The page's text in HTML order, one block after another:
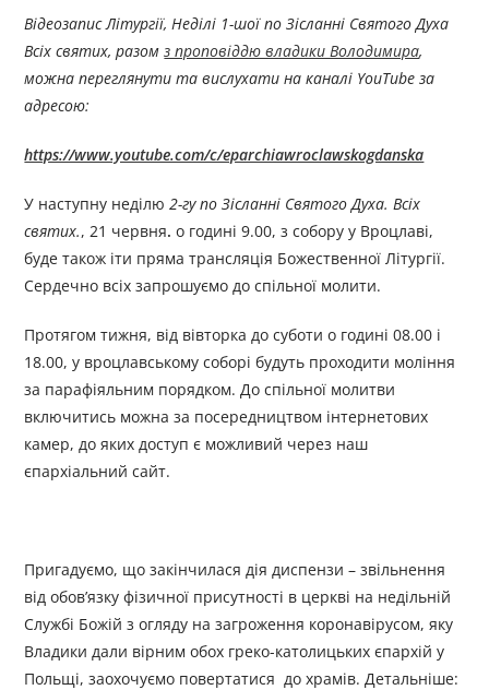
Відеозапис Літургії, Неділі 1-шої по Зісланні Святого Духа
Всіх святих, разомз проповіддю владики Володимира,
можна переглянути та вислухати на каналі YouTube за
адресою:
https://www.youtube.com/c/eparchiawroclawskogdanska
У наступну неділю 2-гу по Зісланні Святого Духа. Всіх
святих., 21 червня. о годині 9.00, з собору у Вроцлаві,
буде також іти пряма трансляція Божественної Літургії.
Сердечно всіх запрошуємо до спільної молити.
Протягом тижня, від вівторка до суботи о годині 08.00 і
18.00, у вроцлавському соборі будуть проходити моління
за парафіяльним порядком. До спільної молитви
включитись можна за посередництвом інтернетових
камер, до яких доступ є можливий через наш
єпархіальний сайт.
Пригадуємо, що закінчилася дія диспензи – звільнення
від обов’язку фізичної присутності в церкві на недільній
Службі Божій з огляду на загроження коронавірусом, яку
Владики дали вірним обох греко-католицьких єпархій у
Польщі, заохочуємо повертатися до храмів. Детальніше: